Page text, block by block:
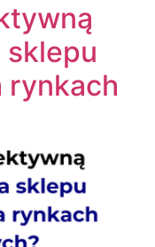
sklepu
rynkach